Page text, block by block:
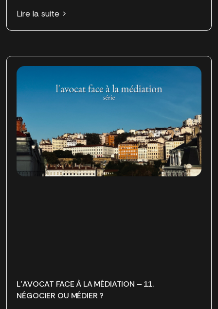
Lire la suite >
L’AVOCAT FACE À LA MÉDIATION – 11.
NÉGOCIER OU MÉDIER ?